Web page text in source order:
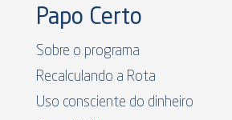
Papo Certo
Sobre o programa
Recalculando a Rota
Uso consciente do dinheiro